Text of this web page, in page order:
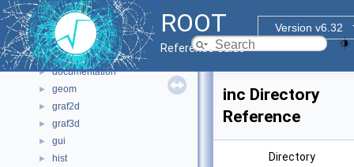
ROOT
Version v6.32
Reference Guide
▼ Files
▼ File List
► bindings
► core
► documentation
► geom
► graf2d
► graf3d
► gui
► hist
inc Directory
Reference
Directory